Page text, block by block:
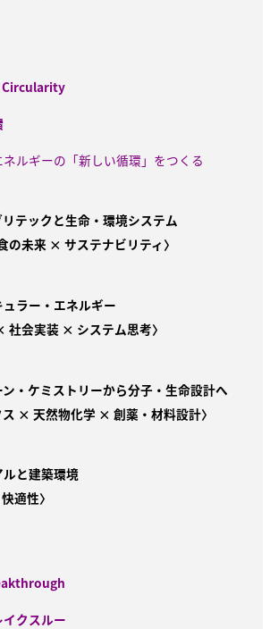
ルギーの「新しい循環」をつくる
テックと生命・環境システム
の未来 × サステナビリティ〉
ラー・エネルギー
社会実装 × システム思考〉
・ケミストリーから分子・生命設計へ
ス × 天然物化学 × 創薬・材料設計〉
と建築環境
適性〉
クスルー